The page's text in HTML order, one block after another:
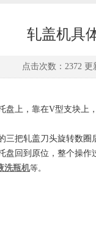
轧盖机具
点击次数：2372 更
盘上，靠在V型支块上
把轧盖刀头旋转数圈
盘回到原位，整个操
洗瓶机等。